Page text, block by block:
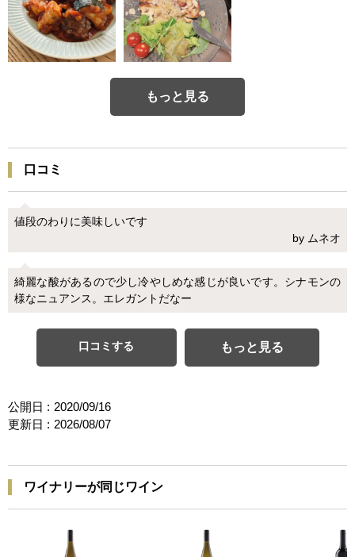
もっと見る
口コミ
値段のわりに美味しいです
by ムネオ
綺麗な酸があるので少し冷やしめな感じが良いです。シナモンの
様なニュアンス。エレガントだなー
口コミする もっと見る
公開日 : 2020/09/16
更新日 : 2026/08/07
ワイナリーが同じワイン